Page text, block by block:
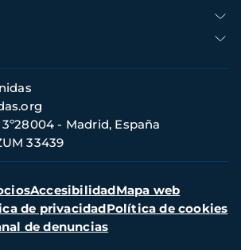
- Madrid, España
33439
AccesibilidadMapa web
de privacidadPolítica de cookies
de denuncias